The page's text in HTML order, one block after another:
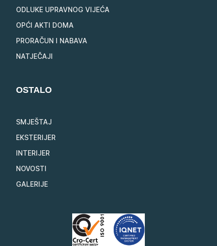
ODLUKE UPRAVNOG VIJEĆA
OPĆI AKTI DOMA
PRORAČUN I NABAVA
NATJEČAJI
OSTALO
SMJEŠTAJ
EKSTERIJER
INTERIJER
NOVOSTI
GALERIJE